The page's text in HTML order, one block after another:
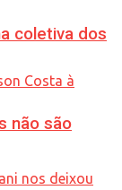
coletiva dos
não são